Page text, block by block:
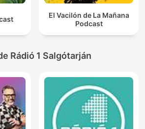
El Vacilón de La Mañana
Podcast
Rádió 1 Salgótarján